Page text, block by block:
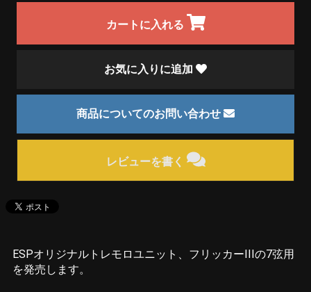
カートに入れる
お気に入りに追加
商品についてのお問い合わせ
レビューを書く
ESPオリジナルトレモロユニット、フリッカーIIIの7弦用
を発売します。